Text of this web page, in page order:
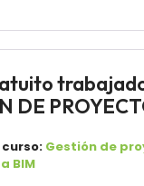
DE
Gestión de
BIM